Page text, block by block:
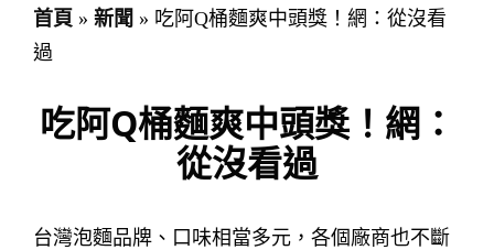
首頁 » 新聞 » 吃阿Q桶麵爽中頭獎！網：從沒看
過
吃阿Q桶麵爽中頭獎！網：
從沒看過
台灣泡麵品牌、口味相當多元，各個廠商也不斷